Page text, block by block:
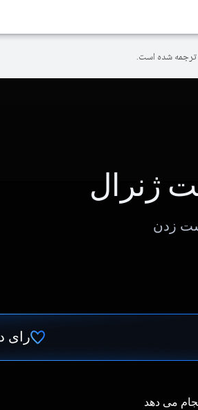
ترجمه شده است.
ژنرال
زدن
رای
می دهد